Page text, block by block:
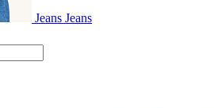
Jeans Jeans